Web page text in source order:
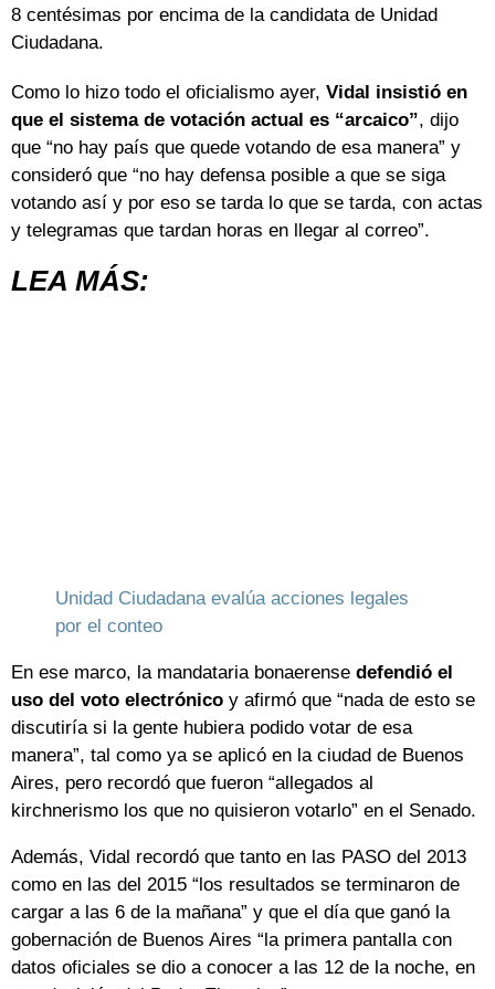
8 centésimas por encima de la candidata de Unidad
Ciudadana.
Como lo hizo todo el oficialismo ayer, Vidal insistió en
que el sistema de votación actual es “arcaico”, dijo
que “no hay país que quede votando de esa manera” y
consideró que “no hay defensa posible a que se siga
votando así y por eso se tarda lo que se tarda, con actas
y telegramas que tardan horas en llegar al correo”.
LEA MÁS:
Unidad Ciudadana evalúa acciones legales
por el conteo
En ese marco, la mandataria bonaerense defendió el
uso del voto electrónico y afirmó que “nada de esto se
discutiría si la gente hubiera podido votar de esa
manera”, tal como ya se aplicó en la ciudad de Buenos
Aires, pero recordó que fueron “allegados al
kirchnerismo los que no quisieron votarlo” en el Senado.
Además, Vidal recordó que tanto en las PASO del 2013
como en las del 2015 “los resultados se terminaron de
cargar a las 6 de la mañana” y que el día que ganó la
gobernación de Buenos Aires “la primera pantalla con
datos oficiales se dio a conocer a las 12 de la noche, en